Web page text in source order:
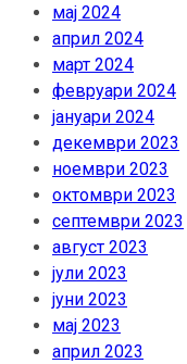
мај 2024
април 2024
март 2024
февруари 2024
јануари 2024
декември 2023
ноември 2023
октомври 2023
септември 2023
август 2023
јули 2023
јуни 2023
мај 2023
април 2023